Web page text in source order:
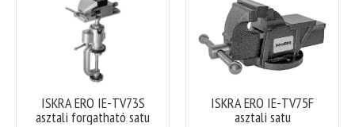
ISKRA ERO IE-TV73S
asztali forgatható satu
ISKRA ERO IE-TV75F
asztali satu